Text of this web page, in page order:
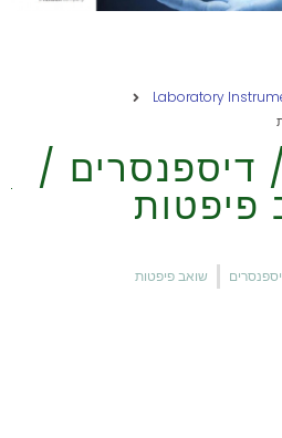
דיספנסרים /
פיפטות
שואב פיפטות